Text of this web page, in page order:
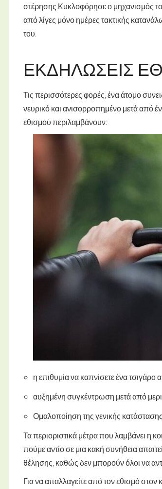
στέρησης.Κυκλοφόρησε ο μηχανισμός
από λίγες μόνο ημέρες τακτικής
του.
ΕΚΔΗΛΏΣΕΙΣ
Τις περισσότερες φορές, ένα άτομο
νευρικό και ανισορροπημένο μετά από
εθισμού περιλαμβάνουν:
η επιθυμία να καπνίσετε ένα
αυξημένη συγκέντρωση μετά από
Ομαλοποίηση της γενικής
Τα περιοριστικά μέτρα που λαμβάνει η
πούμε αντίο σε μια κακή συνήθεια
θέλησης, καθώς δεν μπορούν όλοι να
Για να απαλλαγείτε από τον εθισμό στον